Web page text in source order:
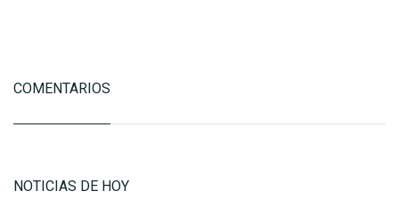
COMENTARIOS
NOTICIAS DE HOY